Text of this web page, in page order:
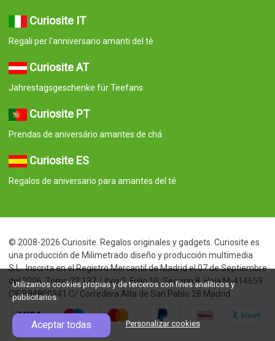
Curiosite IT
Regali per l'anniversario amanti del tè
Curiosite AT
Jahrestagsgeschenke für Teefans
Curiosite PT
Prendas de aniversário amantes de chá
Curiosite ES
Regalos de aniversario para amantes del té
© 2008-2026 Curiosite. Regalos originales y gadgets. Curiosite es
una producción de Milimetrado diseño y producción multimedia
S.L.. Inscrita en el Registro Mercantil de Madrid el 07 de Septiembre
del 2006. Tomo:23.137. Libro:0. Folio:10. Seccion:8. Hoja:M-414659
CIF:B84800341 C/ Corredera Alta de San Pablo 28 Madrid
Utilizamos cookies propias y de terceros con fines analíticos y
publicitarios.
Aceptar todas Personalizar cookies